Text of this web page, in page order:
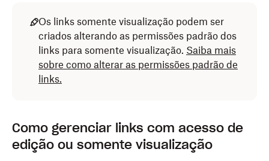
Os links somente visualização podem ser
criados alterando as permissões padrão dos
links para somente visualização. Saiba mais
sobre como alterar as permissões padrão de
links.
(Windows) ou no Finder (Mac).
Clique com o botão direito do mouse ou pressione
Ao lado do arquivo ou pasta que deseja
Como gerenciar links com acesso de
edição ou somente visualização